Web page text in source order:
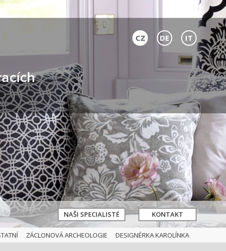
CZ DE IT
NAŠI SPECIALISTÉ KONTAKT
ZÁCLONOVÁ ARCHEOLOGIE DESIGNÉRKA KAROLÍNKA